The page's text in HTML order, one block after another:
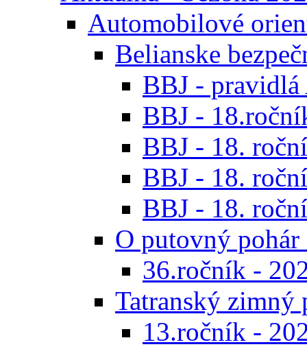
Automobilové
Belianske
BBJ - pravidlá
BBJ -
BBJ - 18.
BBJ - 18.
BBJ - 18.
O putovný
36.ročník -
Tatranský zimný
13.ročník -